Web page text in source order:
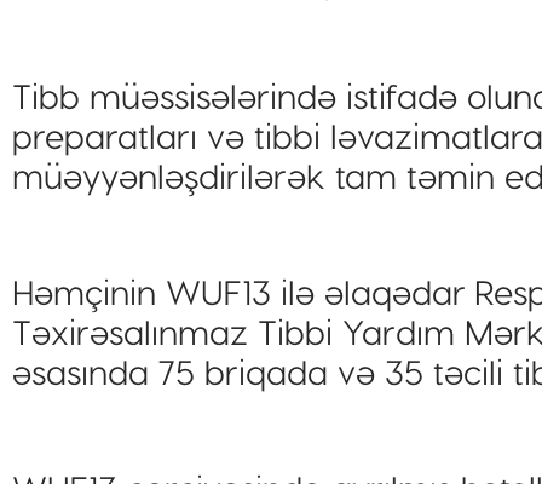
Tibb müəssisələrində istifadə
preparatları və tibbi
müəyyənləşdirilərək tam təmin
Həmçinin WUF13 ilə əlaqədar
Təxirəsalınmaz Tibbi Yardım
əsasında 75 briqada və 35 təcili